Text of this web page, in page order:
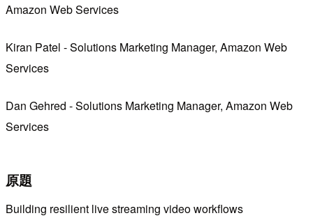
Amazon Web Services
Kiran Patel - Solutions Marketing Manager, Amazon Web
Services
Dan Gehred - Solutions Marketing Manager, Amazon Web
Services
原題
Building resilient live streaming video workflows